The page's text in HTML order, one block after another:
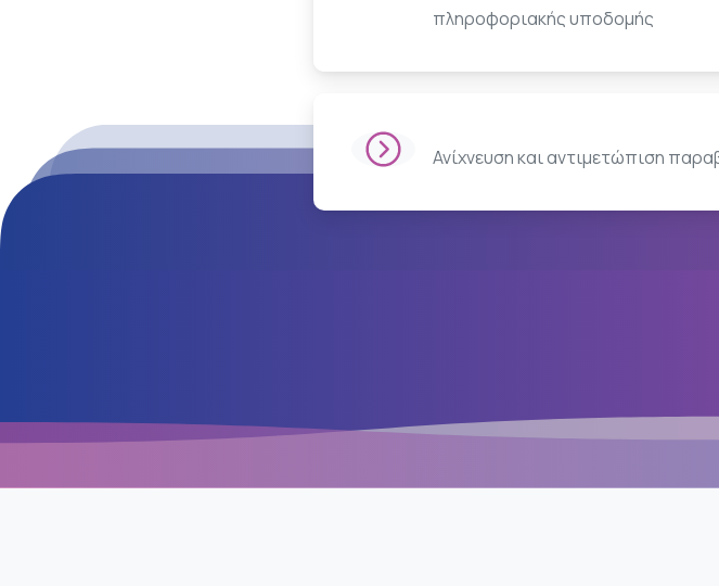
πληροφοριακής υποδομής
Ανίχνευση και αντιμετώπιση